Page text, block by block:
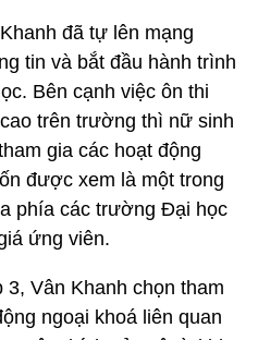
đã tự lên mạng
tin và bắt đầu hành trình
Bên cạnh việc ôn thi
trên trường thì nữ sinh
gia các hoạt động
được xem là một trong
phía các trường Đại học
ứng viên.
3, Vân Khanh chọn tham
ngoại khoá liên quan